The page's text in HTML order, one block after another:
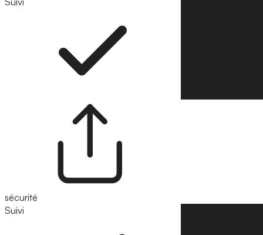
sécurité
Suivi